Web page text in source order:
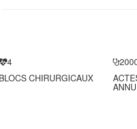
4
BLOCS CHIRURGICAUX